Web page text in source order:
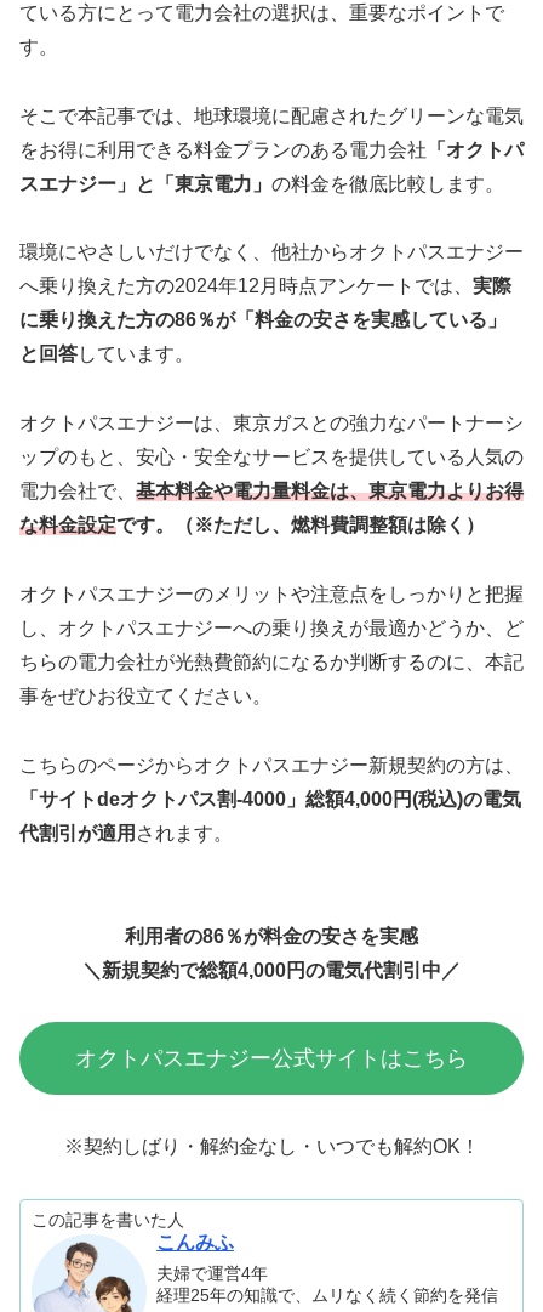
ている方にとって電力会社の選択は、重要なポイントで
す。
そこで本記事では、地球環境に配慮されたグリーンな電気
をお得に利用できる料金プランのある電力会社 「オクトパ
スエナジー」と「東京電力」 の料金を徹底比較します。
環境にやさしいだけでなく、他社からオクトパスエナジー
へ乗り換えた方の2024年12月時点アンケートでは、 実際
に乗り換えた方の86％が「料金の安さを実感している」
と回答しています。
オクトパスエナジーは、東京ガスとの強力なパートナーシ
ップのもと、安心・安全なサービスを提供している人気の
電力会社で、 基本料金や電力量料金は、東京電力よりお得
な料金設定です。（※ただし、燃料費調整額は除く）
オクトパスエナジーのメリットや注意点をしっかりと把握
し、オクトパスエナジーへの乗り換えが最適かどうか、ど
ちらの電力会社が光熱費節約になるか判断するのに、本記
事をぜひお役立てください。
こちらのページからオクトパスエナジー新規契約の方は、
「サイトdeオクトパス割-4000 」総額4,000円(税込)の電気
代割引が適用 されます。
利用者の86％が料金の安さを実感
＼ 新規契約で総額4,000円の電気代割引中／
オクトパスエナジー公式サイトはこちら
※契約しばり・解約金なし・いつでも解約OK！
この記事を書いた人
こんみふ
夫婦で運営4年
経理25年の知識で、ムリなく続く節約を発信